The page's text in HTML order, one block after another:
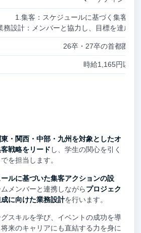
1.集客：スケジュールに基づく集客ア
務設計：メンバーと協力し、目標を達成
26卒・27卒の首都圏在
時給1,165円以上
東・関西・中部・九州を対象としたオ
戦略をリード し、学生の関心を引く
を担当します。
ルに基づいた集客アクションの設
メンバーと連携しながらプロジェク
に向けた業務設計を行います。
スキルを学び、イベントの成功を導
来のキャリアにも直結する力を身に